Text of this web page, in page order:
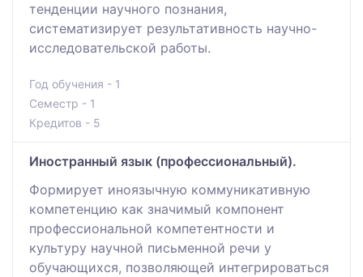
тенденции научного познания,
систематизирует результативность научно-
исследовательской работы.
Год обучения - 1
Семестр - 1
Кредитов - 5
Иностранный язык (профессиональный).
Формирует иноязычную коммуникативную
компетенцию как значимый компонент
профессиональной компетентности и
культуру научной письменной речи у
обучающихся, позволяющей интегрироваться